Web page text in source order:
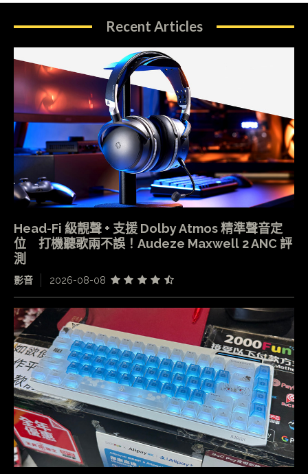
Recent Articles
Head-Fi 級靚聲 + 支援 Dolby Atmos 精準聲音定
位 打機聽歌兩不誤！Audeze Maxwell 2 ANC 評
測
影音 2026-08-08